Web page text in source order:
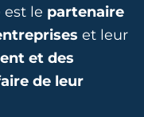
est le partenaire
et leur
et des
de leur